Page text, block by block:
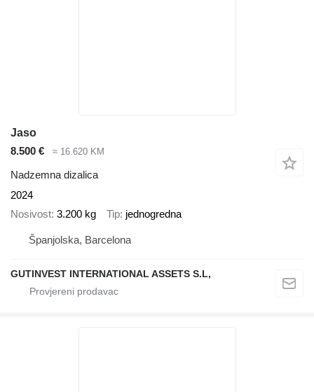
Jaso
8.500 €
≈ 16.620 KM
Nadzemna dizalica
2024
Nosivost 3.200 kg Tip jednogredna
Španjolska, Barcelona
GUTINVEST INTERNATIONAL ASSETS S.L,